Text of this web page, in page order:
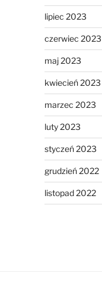
lipiec 2023
czerwiec 2023
maj 2023
kwiecień 2023
marzec 2023
luty 2023
styczeń 2023
grudzień 2022
listopad 2022